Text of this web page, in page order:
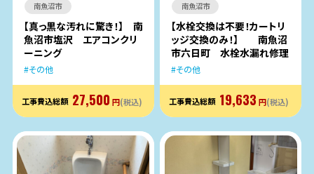
南魚沼市
【真っ黒な汚れに驚き！】 南
魚沼市塩沢 エアコンクリ
ーニング
その他
工事費込総額 27,500 円(税込)
南魚沼市
【水栓交換は不要！カートリ
ッジ交換のみ！】 南魚沼
市六日町 水栓水漏れ修理
その他
工事費込総額 19,633 円(税込)